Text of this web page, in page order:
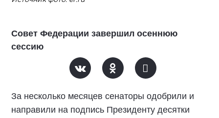
Совет Федерации завершил осеннюю
сессию
За несколько месяцев сенаторы одобрили и
направили на подпись Президенту десятки